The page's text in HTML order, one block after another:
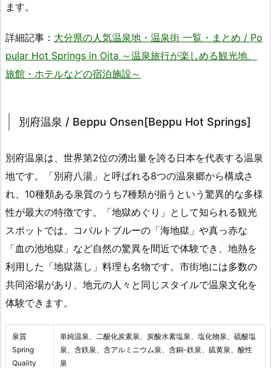
ます。
詳細記事： 大分県の人気温泉地・温泉街 一覧・まとめ / Po
pular Hot Springs in Oita ～温泉旅行が楽しめる観光地、
旅館・ホテルなどの宿泊施設～
別府温泉 / Beppu Onsen[Beppu Hot Springs]
別府温泉は、世界第2位の湧出量を誇る日本を代表する温泉
地です。「別府八湯」と呼ばれる8つの温泉郷から構成さ
れ、10種類ある泉質のうち7種類が揃うという驚異的な多様
性が最大の特徴です。「地獄めぐり」として知られる観光
スポットでは、コバルトブルーの「海地獄」や真っ赤な
「血の池地獄」など自然の驚異を間近で体験でき、地熱を
利用した「地獄蒸し」料理も名物です。市街地には多数の
共同浴場があり、地元の人々と同じスタイルで温泉文化を
体験できます。
泉質
Spring
Quality
単純温泉、二酸化炭素泉、炭酸水素塩泉、塩化物泉、硫酸塩
泉、含鉄泉、含アルミニウム泉、含銅-鉄泉、硫黄泉、酸性
泉